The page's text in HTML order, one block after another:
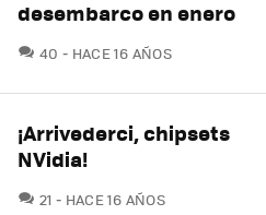
desembarco en enero
40 COMENTARIOS
HACE 16 AÑOS
¡Arrivederci, chipsets
NVidia!
21 COMENTARIOS
HACE 16 AÑOS